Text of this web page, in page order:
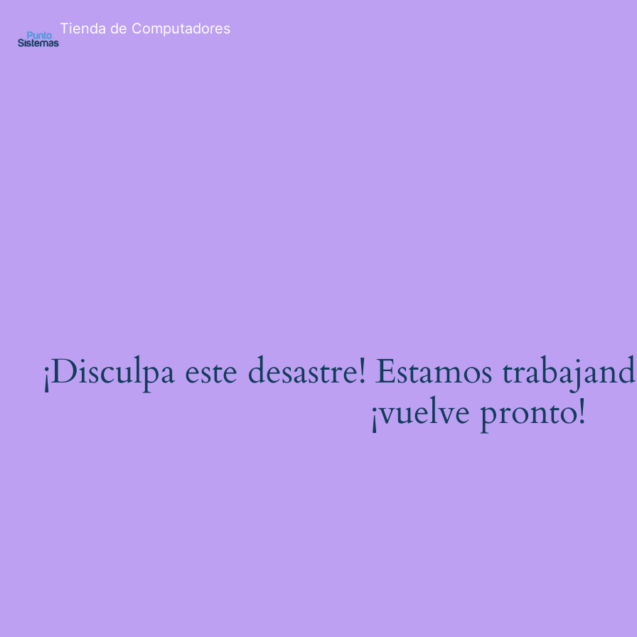
Tienda de Computadores
¡Disculpa este desastre! Estamos
¡vuelve pronto!